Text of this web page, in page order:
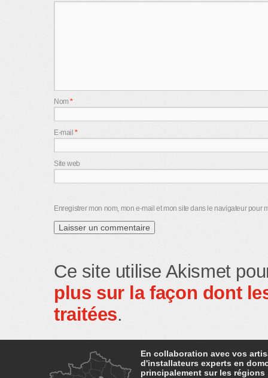
Nom*
E-mail*
Site web
Enregistrer mon nom, mon e-mail et mon site dans le navigateur pour
Ce site utilise Akismet
plus sur la façon dont
traitées.
En collaboration avec vos
d'installateurs experts en
principalement sur les régions